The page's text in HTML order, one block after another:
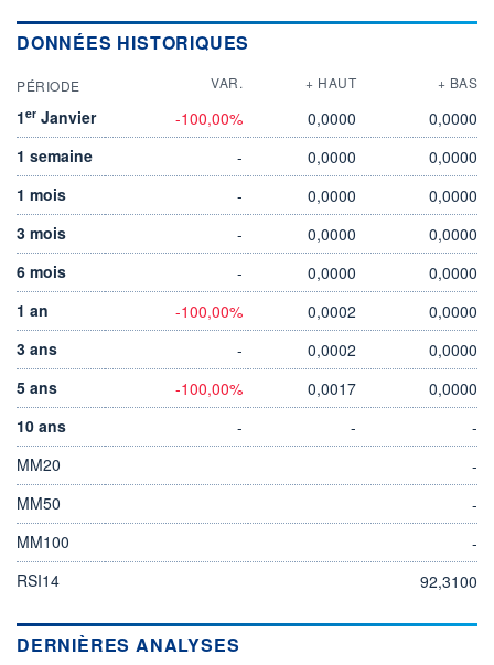
DONNÉES HISTORIQUES
PÉRIODE VAR. + HAUT + BAS
1er Janvier -100,00% 0,0000
0,0000
1 semaine
- 0,0000
0,0000
1 mois
- 0,0000
0,0000
3 mois
- 0,0000
0,0000
6 mois
- 0,0000
0,0000
1 an
-100,00% 0,0002
0,0000
3 ans
- 0,0002
0,0000
5 ans
-100,00% 0,0017
0,0000
10 ans
- -
-
MM20
-
MM50
-
MM100
-
RSI14
92,3100
DERNIÈRES ANALYSES